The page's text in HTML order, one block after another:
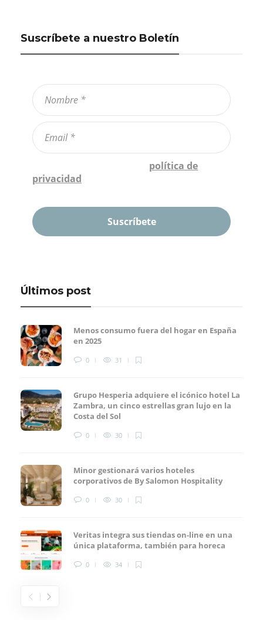
Suscríbete a nuestro Boletín
política de
privacidad
Últimos post
Menos consumo fuera del hogar en España
en 2025
0 31
Grupo Hesperia adquiere el icónico hotel La
Zambra, un cinco estrellas gran lujo en la
Costa del Sol
0 30
Minor gestionará varios hoteles
corporativos de By Salomon Hospitality
0 30
Veritas integra sus tiendas on-line en una
única plataforma, también para horeca
0 34